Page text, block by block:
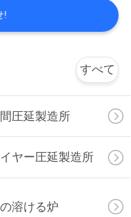
備品
13
!
すべて
圧延製造所
ヤー圧延製造所
溶ける炉